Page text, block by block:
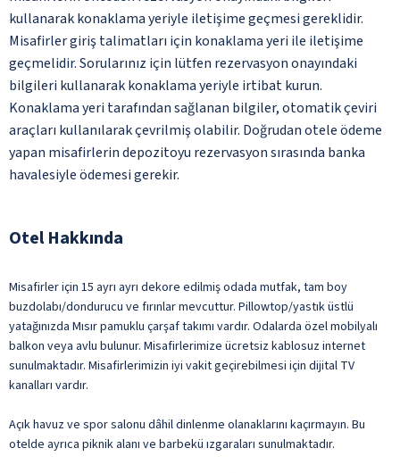
kullanarak konaklama yeriyle iletişime geçmesi gereklidir.
Misafirler giriş talimatları için konaklama yeri ile iletişime
geçmelidir. Sorularınız için lütfen rezervasyon onayındaki
bilgileri kullanarak konaklama yeriyle irtibat kurun.
Konaklama yeri tarafından sağlanan bilgiler, otomatik çeviri
araçları kullanılarak çevrilmiş olabilir. Doğrudan otele ödeme
yapan misafirlerin depozitoyu rezervasyon sırasında banka
havalesiyle ödemesi gerekir.
Otel Hakkında
Misafirler için 15 ayrı ayrı dekore edilmiş odada mutfak, tam boy
buzdolabı/dondurucu ve fırınlar mevcuttur. Pillowtop/yastık üstlü
yatağınızda Mısır pamuklu çarşaf takımı vardır. Odalarda özel mobilyalı
balkon veya avlu bulunur. Misafirlerimize ücretsiz kablosuz internet
sunulmaktadır. Misafirlerimizin iyi vakit geçirebilmesi için dijital TV
kanalları vardır.
Açık havuz ve spor salonu dâhil dinlenme olanaklarını kaçırmayın. Bu
otelde ayrıca piknik alanı ve barbekü ızgaraları sunulmaktadır.